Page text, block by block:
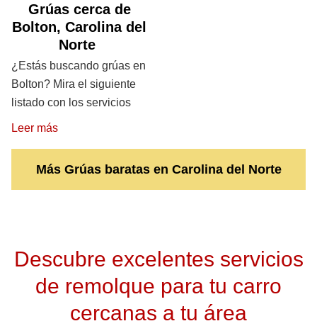
Grúas cerca de
Bolton, Carolina del
Norte
¿Estás buscando grúas en
Bolton? Mira el siguiente
listado con los servicios
Leer más
Más Grúas baratas en Carolina del Norte
Descubre excelentes servicios
de remolque para tu carro
cercanas a tu área